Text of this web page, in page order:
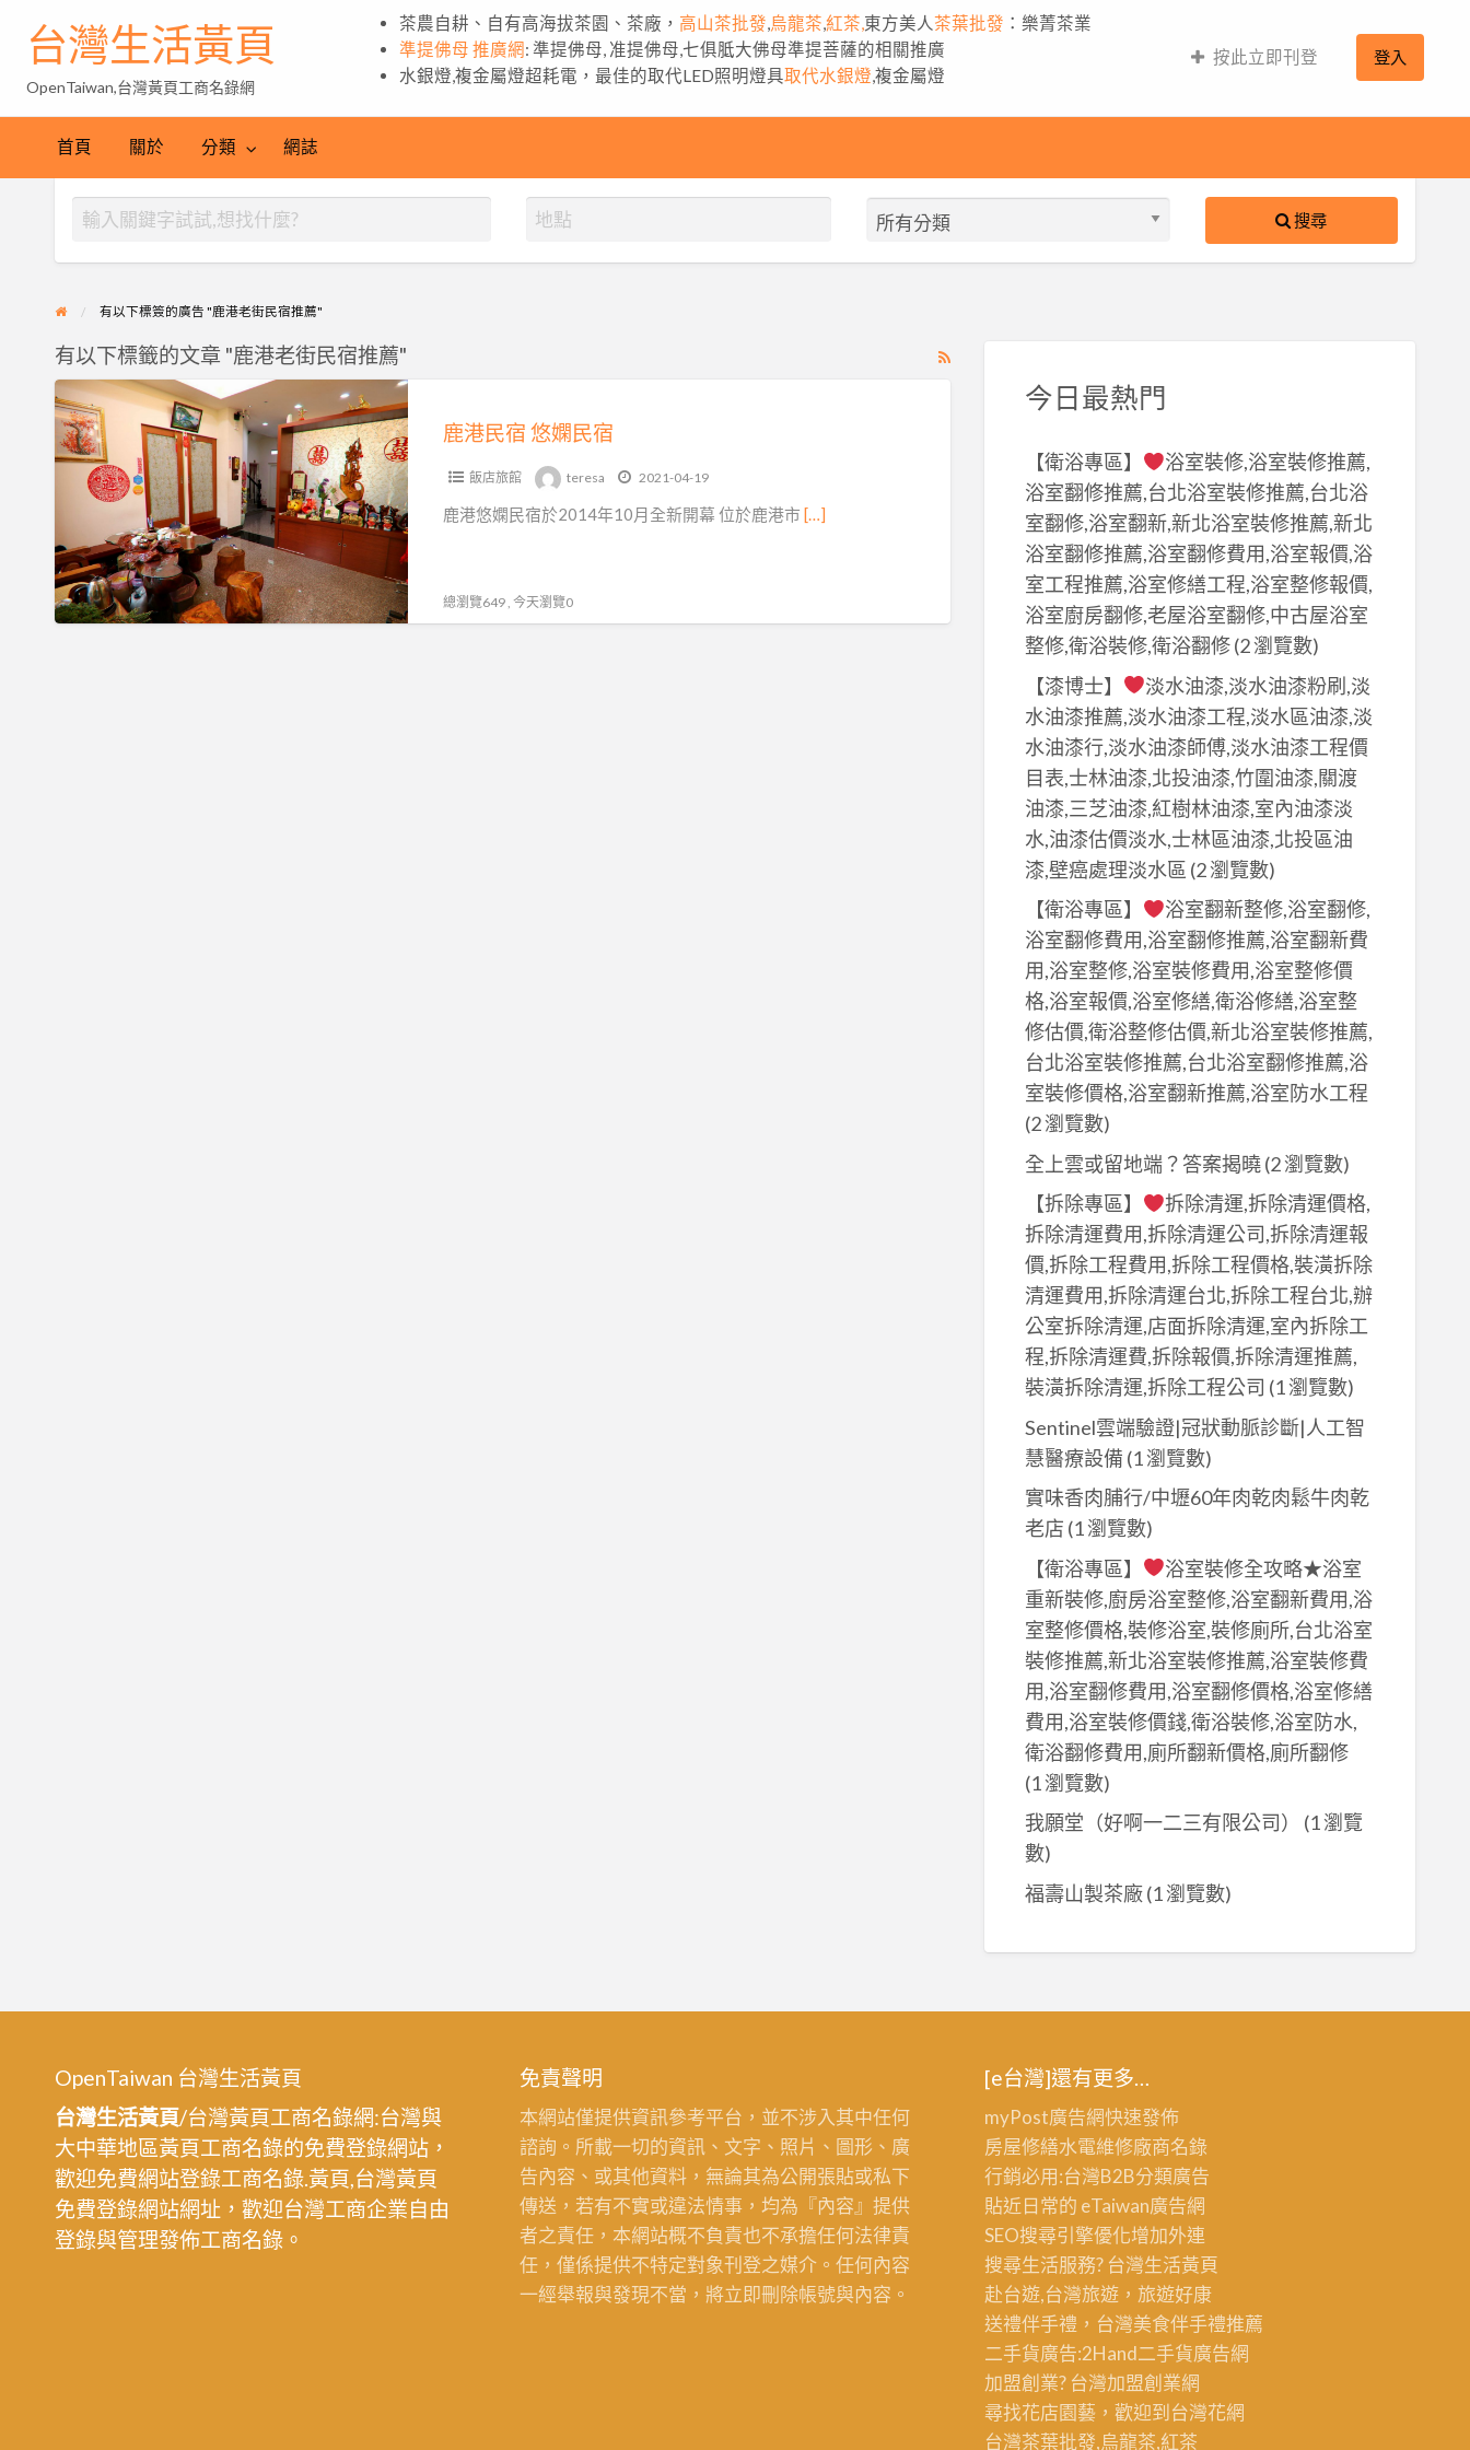
台灣生活黃頁
OpenTaiwan,台灣黃頁工商名錄網
茶農自耕、自有高海拔茶園、茶廠， 高山茶批發 烏龍茶 紅茶, 東方美人 茶葉批發 ：樂菁茶業
準提佛母 推廣網: 準提佛母, 准提佛母,七俱胝大佛母準提菩薩的相關推廣
水銀燈,複金屬燈超耗電，最佳的取代LED照明燈具取代水銀燈 ,複金屬燈
按此立即刊登 登入
首頁 關於 分類 網誌
搜尋
有以下標簽的廣告 "鹿港老街民宿推薦"
RSS
民
有以下標籤的文章 "鹿港老街民宿推薦"
鹿
港
民
嫻
民
宿
鹿港民宿 悠嫻民宿
飯店旅館 teresa 2021-04-19
鹿港悠嫻民宿於2014年10月全新開幕 位於鹿港市 […]
總瀏覽649 , 今天瀏覽0
今日最熱門
【衛浴專區】
浴室裝修,浴室裝修推薦,
浴室翻修推薦,台北浴室裝修推薦,台北浴
室翻修,浴室翻新,新北浴室裝修推薦,新北
浴室翻修推薦,浴室翻修費用,浴室報價,浴
室工程推薦,浴室修繕工程,浴室整修報價,
浴室廚房翻修,老屋浴室翻修,中古屋浴室
整修,衛浴裝修,衛浴翻修(2 瀏覽數)
【漆博士】
淡水油漆,淡水油漆粉刷,淡
水油漆推薦,淡水油漆工程,淡水區油漆,淡
水油漆行,淡水油漆師傅,淡水油漆工程價
目表,士林油漆,北投油漆,竹圍油漆,關渡
油漆,三芝油漆,紅樹林油漆,室內油漆淡
水,油漆估價淡水,士林區油漆,北投區油
漆,壁癌處理淡水區 (2 瀏覽數)
【衛浴專區】
浴室翻新整修,浴室翻修,
浴室翻修費用,浴室翻修推薦,浴室翻新費
用,浴室整修,浴室裝修費用,浴室整修價
格,浴室報價,浴室修繕,衛浴修繕,浴室整
修估價,衛浴整修估價,新北浴室裝修推薦,
台北浴室裝修推薦,台北浴室翻修推薦,浴
室裝修價格,浴室翻新推薦,浴室防水工程
(2 瀏覽數)
全上雲或留地端？答案揭曉(2 瀏覽數)
【拆除專區】
拆除清運,拆除清運價格,
拆除清運費用,拆除清運公司,拆除清運報
價,拆除工程費用,拆除工程價格,裝潢拆除
清運費用,拆除清運台北,拆除工程台北,辦
公室拆除清運,店面拆除清運,室內拆除工
程,拆除清運費,拆除報價,拆除清運推薦,
裝潢拆除清運,拆除工程公司 (1 瀏覽數)
Sentinel雲端驗證|冠狀動脈診斷|人工智
慧醫療設備 (1 瀏覽數)
實味香肉脯行/中壢60年肉乾肉鬆牛肉乾
老店 (1 瀏覽數)
【衛浴專區】
浴室裝修全攻略★浴室
重新裝修,廚房浴室整修,浴室翻新費用,浴
室整修價格,裝修浴室,裝修廁所,台北浴室
裝修推薦,新北浴室裝修推薦,浴室裝修費
用,浴室翻修費用,浴室翻修價格,浴室修繕
費用,浴室裝修價錢,衛浴裝修,浴室防水,
衛浴翻修費用,廁所翻新價格,廁所翻修
(1 瀏覽數)
我願堂（好啊一二三有限公司）
(1 瀏覽
數)
福壽山製茶廠(1 瀏覽數)
OpenTaiwan 台灣生活黃頁
台灣生活黃頁/台灣黃頁工商名錄網:台灣與
大中華地區黃頁工商名錄的免費登錄網站，
歡迎免費網站登錄工商名錄.黃頁,台灣黃頁
免費登錄網站網址，歡迎台灣工商企業自由
登錄與管理發佈工商名錄。
免責聲明
本網站僅提供資訊參考平台，並不涉入其中任何
諮詢。所載一切的資訊、文字、照片、圖形、廣
告內容、或其他資料，無論其為公開張貼或私下
傳送，若有不實或違法情事，均為『內容』提供
者之責任，本網站概不負責也不承擔任何法律責
任，僅係提供不特定對象刊登之媒介。任何內容
一經舉報與發現不當，將立即刪除帳號與內容。
[e台灣]還有更多…
myPost廣告網快速發佈
房屋修繕水電維修廠商名錄
行銷必用:台灣B2B分類廣告
貼近日常的 eTaiwan廣告網
SEO搜尋引擎優化增加外連
搜尋生活服務? 台灣生活黃頁
赴台遊,台灣旅遊 ，旅遊好康
送禮伴手禮，台灣美食伴手禮推薦
二手貨廣告:2Hand二手貨廣告網
加盟創業? 台灣加盟創業網
尋找花店園藝，歡迎到台灣花網
台灣茶葉批發,烏龍茶,紅茶